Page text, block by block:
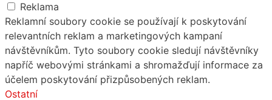
Reklama
Reklamní soubory cookie se používají k poskytování
relevantních reklam a marketingových kampaní
návštěvníkům. Tyto soubory cookie sledují návštěvníky
napříč webovými stránkami a shromažďují informace za
účelem poskytování přizpůsobených reklam.
Ostatní